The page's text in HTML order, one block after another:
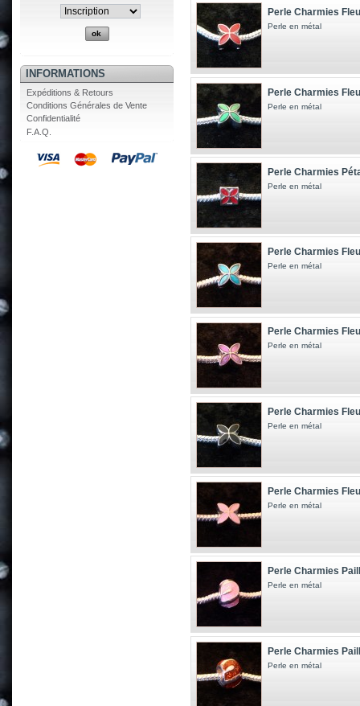
INFORMATIONS
Expéditions & Retours
Conditions Générales de Vente
Confidentialité
F.A.Q.
Perle Charmies
Perle en métal
Perle Charmies
Perle en métal
Perle Charmies
Perle en métal
Perle Charmies
Perle en métal
Perle Charmies
Perle en métal
Perle Charmies
Perle en métal
Perle Charmies
Perle en métal
Perle Charmies
Perle en métal
Perle Charmies
Perle en métal